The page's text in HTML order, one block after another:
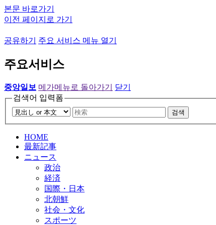
본문 바로가기
이전 페이지로 가기
공유하기 주요 서비스 메뉴 열기
주요서비스
중앙일보 메가메뉴로 돌아가기
닫기
검색어 입력폼
검색
HOME
最新記事
ニュース
政治
経済
国際・日本
北朝鮮
社会・文化
スポーツ